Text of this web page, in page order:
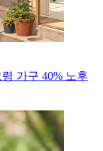
가구 40% 노후